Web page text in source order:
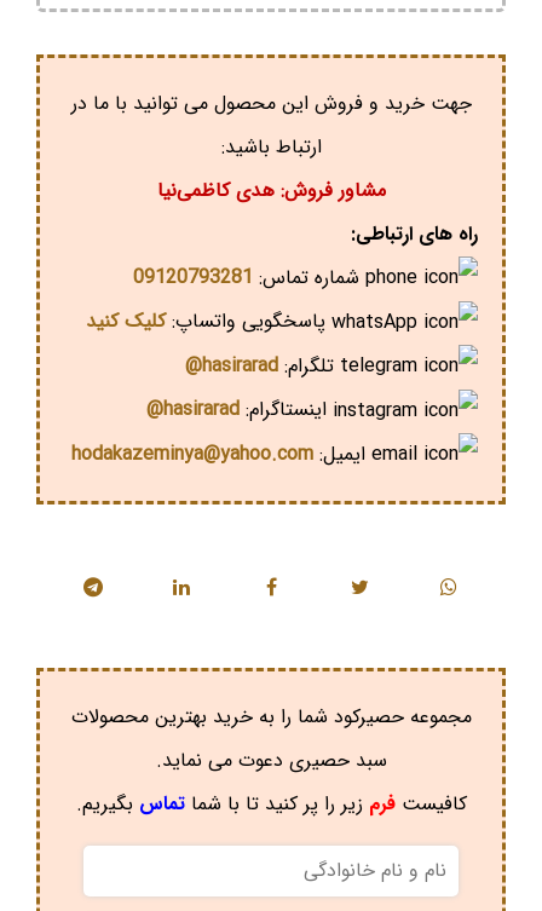
جهت خرید و فروش این محصول می توانید با ما در
ارتباط باشید:
مشاور فروش: هدی کاظمی‌نیا
راه های ارتباطی:
شماره تماس: 09120793281
پاسخگویی واتساپ:کلیک کنید
تلگرام: hasirarad@
اینستاگرام: hasirarad@
ایمیل: hodakazeminya@yahoo.com
مجموعه حصیرکود شما را به خرید بهترین محصولات
سبد حصیری دعوت می نماید.
کافیستفرم زیر را پر کنید تا با شماتماس بگیریم.
نام
و